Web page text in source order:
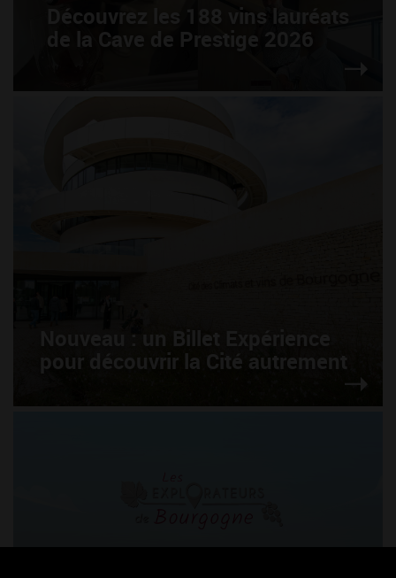
Découvrez les 188 vins lauréats
de la Cave de Prestige 2026
Nouveau : un Billet Expérience
pour découvrir la Cité autrement